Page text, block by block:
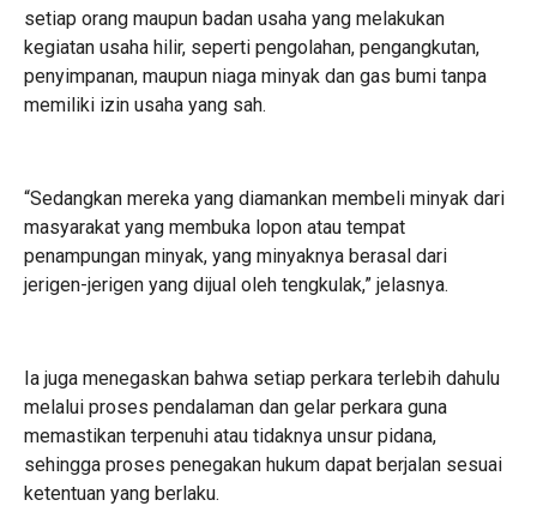
setiap orang maupun badan usaha yang melakukan
kegiatan usaha hilir, seperti pengolahan, pengangkutan,
penyimpanan, maupun niaga minyak dan gas bumi tanpa
memiliki izin usaha yang sah.
“Sedangkan mereka yang diamankan membeli minyak dari
masyarakat yang membuka lopon atau tempat
penampungan minyak, yang minyaknya berasal dari
jerigen-jerigen yang dijual oleh tengkulak,” jelasnya.
Ia juga menegaskan bahwa setiap perkara terlebih dahulu
melalui proses pendalaman dan gelar perkara guna
memastikan terpenuhi atau tidaknya unsur pidana,
sehingga proses penegakan hukum dapat berjalan sesuai
ketentuan yang berlaku.